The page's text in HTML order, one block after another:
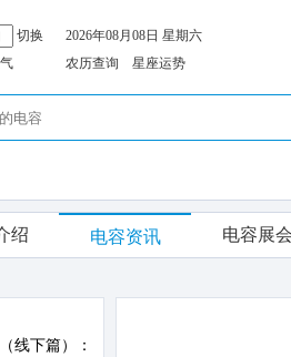
切换
2026年08月08日 星期六
农历查询
星座运势
绍 电容资讯 电容展
线下篇）：